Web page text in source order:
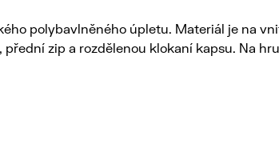
polybavlněného úpletu. Materiál je na
zip a rozdělenou klokaní kapsu. Na